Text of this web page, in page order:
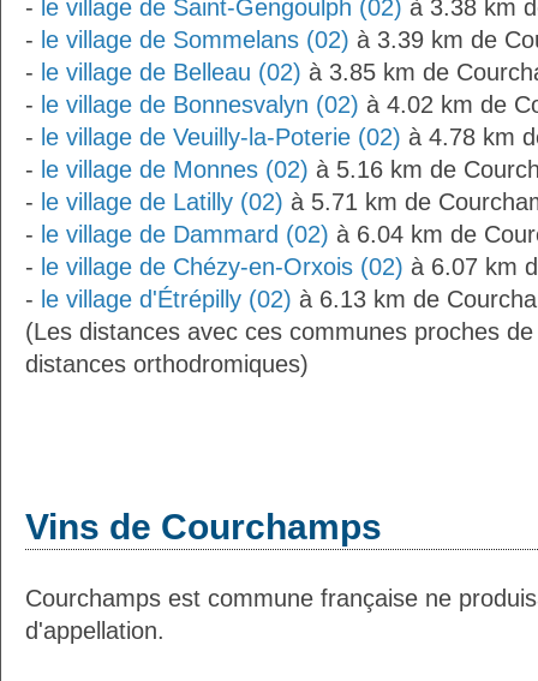
- le village de Saint-Gengoulph (02) à 3.38 km
- le village de Sommelans (02) à 3.39 km de
- le village de Belleau (02) à 3.85 km de
- le village de Bonnesvalyn (02) à 4.02 km de
- le village de Veuilly-la-Poterie (02) à 4.78 km
- le village de Monnes (02) à 5.16 km de
- le village de Latilly (02) à 5.71 km de
- le village de Dammard (02) à 6.04 km de
- le village de Chézy-en-Orxois (02) à 6.07 km
- le village d'Étrépilly (02) à 6.13 km de
(Les distances avec ces communes proches
distances orthodromiques)
Vins de Courchamps
Courchamps est commune française ne
d'appellation.